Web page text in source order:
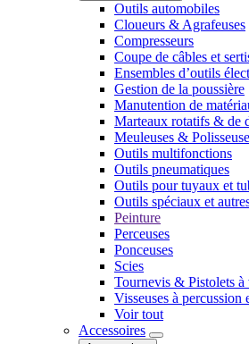
Outils automobiles
Cloueurs & Agrafeuses
Compresseurs
Coupe de câbles et
Ensembles d’outils
Gestion de la poussière
Manutention de
Marteaux rotatifs & de
Meuleuses &
Outils multifonctions
Outils pneumatiques
Outils pour tuyaux et
Outils spéciaux et
Peinture
Perceuses
Ponceuses
Scies
Tournevis & Pistolets à
Visseuses à percussion
Voir tout
Accessoires